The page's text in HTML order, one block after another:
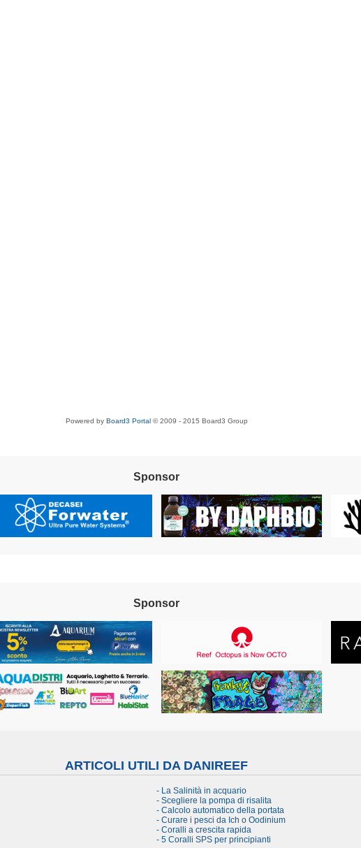
Powered by Board3 Portal© 2009 - 2015 Board3 Group
Sponsor
Sponsor
ARTICOLI UTILI DA DANIREEF
- La Salinità in acquario
- Scegliere la pompa di risalita
- Calcolo automatico della portata
- Curare i pesci da Ich o Oodinium
- Coralli a crescita rapida
- 5 Coralli SPS per principianti